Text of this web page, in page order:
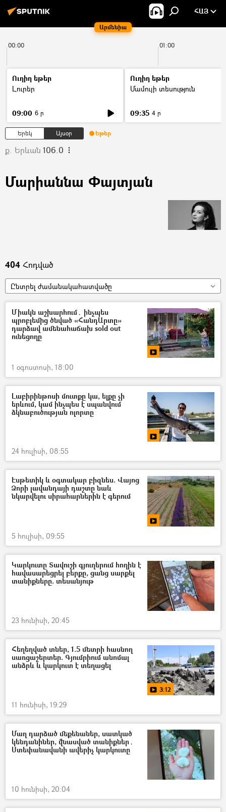
Արմենիա
ՀԱՅ
00:00 01:00
Ուղիղ եթեր
Լուրեր
09:00 6 ր
Ուղիղ եթեր
Մամուլի տեսություն
09:35 4 ր
Երեկ Այսօր Եթեր
ք. Երևան 106.0
Մարիաննա Փայտյան
404 Հոդված
Ընտրել ժամանակահատվածը
Միակն աշխարհում․ ինչպես
պրոբլեմից ծնված «ՀանդԱրտը»
դարձավ ամենահաճախ sold out
ունեցողը
1 օգոստոսի, 18:00
Լաբիրինթոսի մուտքը կա, ելքը չի
երևում, կամ ինչպես է սպանվում
ձկնաբուծության ոլորտը
24 հուլիսի, 08:55
Էսթետիկ և օգտակար բիզնես. Վայոց
Ձորի լավանդայի դաշտը նաև
նկարվելու սիրահարներին է գերում
5 հուլիսի, 09:55
Կարկուտը Տավուշի գյուղերում հողին է
հավասարեցրել բերքը, ցանց սարքել
տանիքները. տեսանյութ
23 հունիսի, 20:45
Հեղեղված տներ, 1.5 մետրի հասնող
սառցաշերտեր. Գյումրիում անոմալ
անձրև և կարկուտ է տեղացել
3:12
11 հունիսի, 19:29
Մաղ դարձած մեքենաներ, սատկած
կենդանիներ, վնասված տանիքներ․
Ստեփանավանի ավերիչ կարկուտը
10 հունիսի, 20:04